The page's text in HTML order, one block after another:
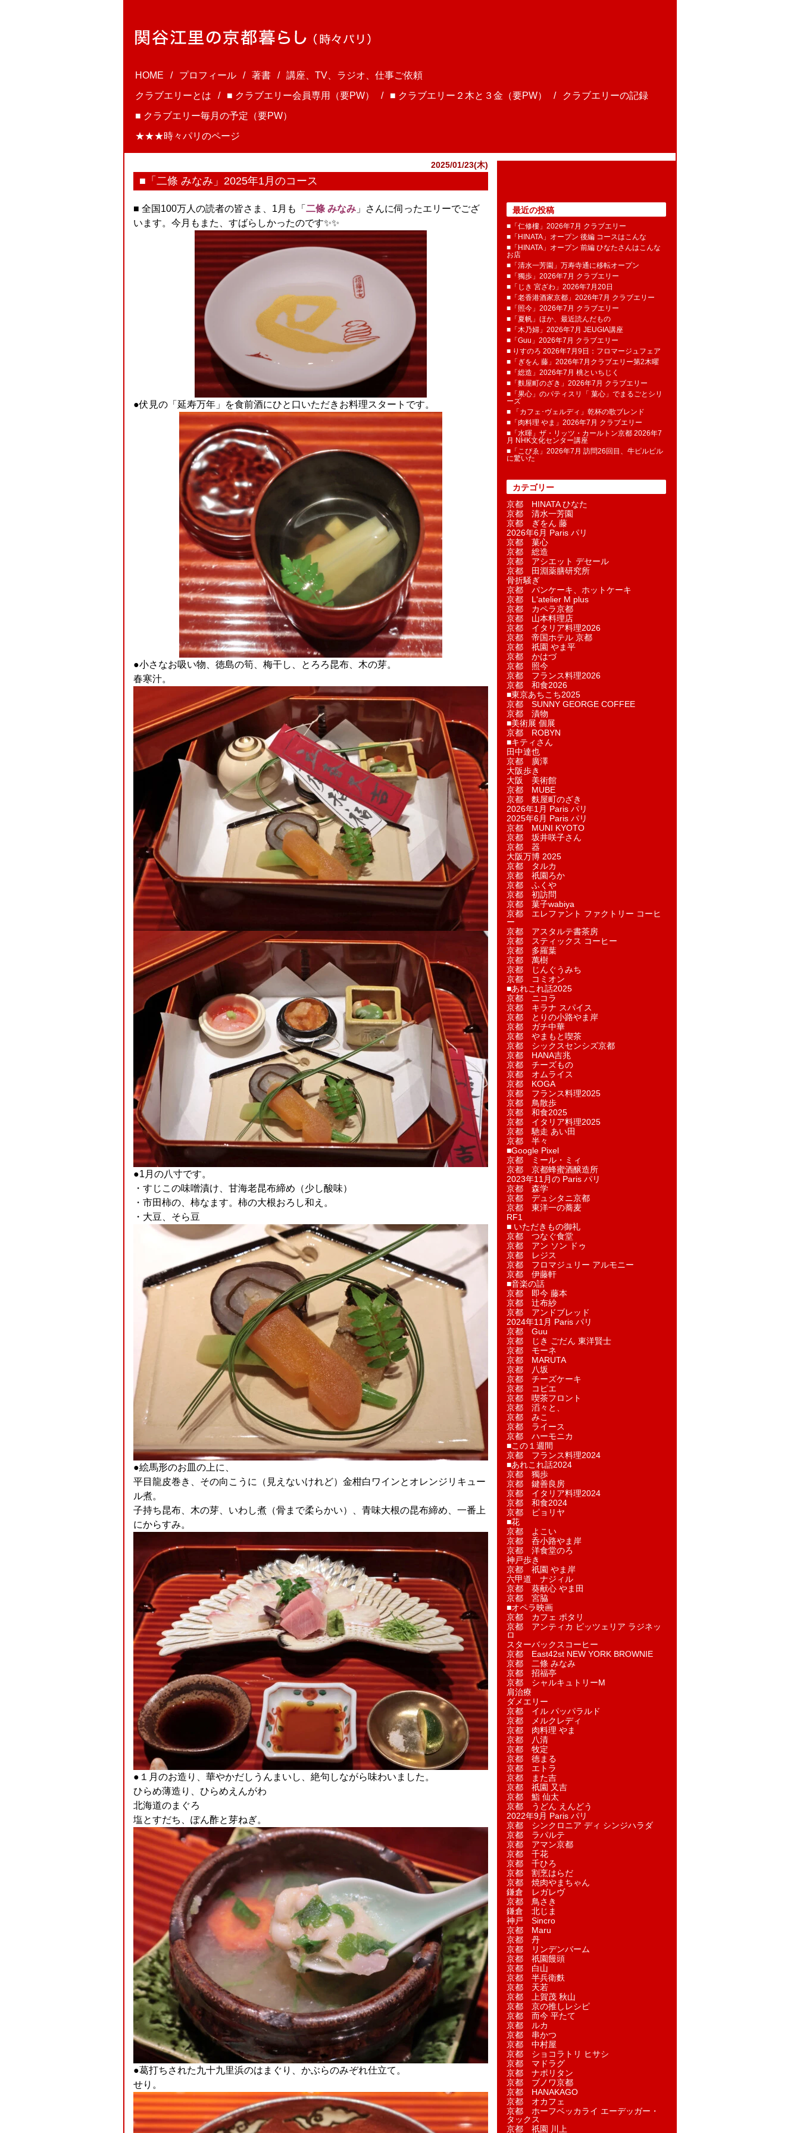
HOME プロフィール 著書
講座、TV、ラジオ、仕事ご依頼
クラブエリーとは
■ クラブエリー会員専用（要PW） ■ クラブエリー２木と３金（要PW）
クラブエリーの記録
■ クラブエリー毎月の予定（要PW）
★★★時々パリのページ
2025/01/23(木)
■「二條 みなみ」2025年1月のコース
■ 全国100万人の読者の皆さま、1月も「 二條 みなみ 」さんに伺ったエリーでござ
います。今月もまた、すばらしかったのです✨️✨️
●伏見の「延寿万年」を食前酒にひと口いただきお料理スタートです。
●小さなお吸い物、徳島の筍、梅干し、とろろ昆布、木の芽。
春寒汁。
●1月の八寸です。
・すじこの味噌漬け、甘海老昆布締め（少し酸味）
・市田柿の、柿なます。柿の大根おろし和え。
・大豆、そら豆
●絵馬形のお皿の上に、
平目龍皮巻き、その向こうに（見えないけれど）金柑白ワインとオレンジリキュー
ル煮。
子持ち昆布、木の芽、いわし煮（骨まで柔らかい）、青味大根の昆布締め、一番上
にからすみ。
●１月のお造り、華やかだしうんまいし、絶句しながら味わいました。
ひらめ薄造り、ひらめえんがわ
北海道のまぐろ
塩とすだち、ぽん酢と芽ねぎ。
●葛打ちされた九十九里浜のはまぐり、かぶらのみぞれ仕立て。
せり。
最近の投稿
■「仁修樓」2026年7月 クラブエリー
■「HINATA」オープン 後編 コースはこんな
■「HINATA」オープン 前編 ひなたさんはこんな
お店
■「清水一芳園」万寿寺通に移転オープン
■「獨歩」2026年7月 クラブエリー
■「じき 宮ざわ」2026年7月20日
■「老香港酒家京都」2026年7月 クラブエリー
■「照今」2026年7月 クラブエリー
■「夏帆」ほか、最近読んだもの
■「木乃婦」2026年7月 JEUGIA講座
■「Guu」2026年7月 クラブエリー
■ りすのろ 2026年7月9日：フロマージュフェア
■「ぎをん 藤」2026年7月クラブエリー第2木曜
■「総造」2026年7月 桃といちじく
■「麩屋町のざき」2026年7月 クラブエリー
■「果心」のパティスリ「 菓​心」でまるごとシリ
ーズ
■ 「カフェ･ヴェルディ」乾杯の歌ブレンド
■「肉料理 やま」2026年7月 クラブエリー
■「水暉」ザ・リッツ・カールトン京都 2026年7
月 NHK文化センター講座
■「こぴゑ」2026年7月 訪問26回目、牛ピルピル
に驚いた
カテゴリー
京都 HINATA ひなた
京都 清水一芳園
京都 ぎをん 藤
2026年6月 Paris パリ
京都 菓​心
京都 総造
京都 アシエット デセール
京都 田淵薬膳研究所
骨折騒ぎ
京都 パンケーキ、ホットケーキ
京都 L'atelier M plus
京都 カペラ京都
京都 山本料理店
京都 イタリア料理2026
京都 帝国ホテル 京都
京都 祇園 やま平
京都 かはづ
京都 照今
京都 フランス料理2026
京都 和食2026
■東京あちこち2025
京都 SUNNY GEORGE COFFEE
京都 漬物
■美術展 個展
京都 ROBYN
■キティさん
田中達也
京都 廣澤
大阪歩き
大阪 美術館
京都 MUBE
京都 麩屋町のざき
2026年1月 Paris パリ
2025年6月 Paris パリ
京都 MUNI KYOTO
京都 坂井咲子さん
京都 器
大阪万博 2025
京都 タルカ
京都 祇園ろか
京都 ふくや
京都 初訪問
京都 菓子wabiya
京都 エレファント ファクトリー コーヒ
ー
京都 アスタルテ書茶房
京都 スティックス コーヒー
京都 多羅葉
京都 萬樹
京都 じんぐうみち
京都 コミオン
■あれこれ話2025
京都 ニコラ
京都 キラナ スパイス
京都 とりの小路やま岸
京都 ガチ中華
京都 やまもと喫茶
京都 シックスセンシズ京都
京都 HANA吉兆
京都 チーズもの
京都 オムライス
京都 KOGA
京都 フランス料理2025
京都 鳥散歩
京都 和食2025
京都 イタリア料理2025
京都 馳走 あい田
京都 半々
■Google Pixel
京都 ミール・ミィ
京都 京都蜂蜜酒醸造所
2023年11月の Paris パリ
京都 森学
京都 デュシタニ京都
京都 東洋一の蕎麦
RF1
■ いただきもの御礼
京都 つなぐ食堂
京都 アン ソン ドゥ
京都 レジス
京都 フロマジュリー アルモニー
京都 伊藤軒
■音楽の話
京都 即今 藤本
京都 辻布紗
京都 アンドブレッド
2024年11月 Paris パリ
京都 Guu
京都 じき ごだん 東洋賢士
京都 モーネ
京都 MARUTA
京都 八坂
京都 チーズケーキ
京都 コピエ
京都 喫茶フロント
京都 滔々と、
京都 みこ
京都 ライース
京都 ハーモニカ
■この１週間
京都 フランス料理2024
■あれこれ話2024
京都 獨歩
京都 鍵善良房
京都 イタリア料理2024
京都 和食2024
京都 ピョリヤ
■花
京都 よこい
京都 呑小路やま岸
京都 洋食堂のろ
神戸歩き
京都 祇園 やま岸
六甲道 ナジィル
京都 葵献心 やま田
京都 宮脇
■オペラ映画
京都 カフェ ポタリ
京都 アンティカ ピッツェリア ラジネッ
ロ
スターバックスコーヒー
京都 East42st NEW YORK BROWNIE
京都 二條 みなみ
京都 招福亭
京都 シャルキュトリーM
肩治療
ダメエリー
京都 イル パッパラルド
京都 メルクレディ
京都 肉料理 やま
京都 八清
京都 牧定
京都 徳まる
京都 エトラ
京都 また吉
京都 祇園 又吉
京都 鮨 仙太
京都 うどん えんどう
2022年9月 Paris パリ
京都 シンクロニア ディ シンジハラダ
京都 ラパルテ
京都 アマン京都
京都 千花
京都 千ひろ
京都 割烹はらだ
京都 焼肉やまちゃん
鎌倉 レガレヴ
京都 鳥さき
鎌倉 北じま
神戸 Sincro
京都 Maru
京都 丹
京都 リンデンバーム
京都 祇園饅頭
京都 白山
京都 半兵衛麩
京都 天若
京都 上賀茂 秋山
京都 京の推しレシピ
京都 而今 平たて
京都 ルカ
京都 串かつ
京都 中村屋
京都 ショコラトリ ヒサシ
京都 マドラグ
京都 ナポリタン
京都 ブノワ京都
京都 HANAKAGO
京都 オカフェ
京都 ホーフベッカライ エーデッガー・
タックス
京都 祇園 川上